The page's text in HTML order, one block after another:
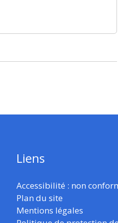
Liens
Accessibilité : non
Plan du site
Mentions légales